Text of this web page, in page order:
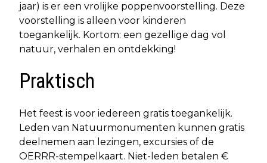
jaar) is er een vrolijke poppenvoorstelling. Deze
voorstelling is alleen voor kinderen
toegankelijk. Kortom: een gezellige dag vol
natuur, verhalen en ontdekking!
Praktisch
Het feest is voor iedereen gratis toegankelijk.
Leden van Natuurmonumenten kunnen gratis
deelnemen aan lezingen, excursies of de
OERRR-stempelkaart. Niet-leden betalen €